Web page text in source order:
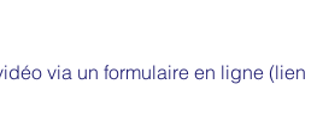
via un formulaire en ligne (lien